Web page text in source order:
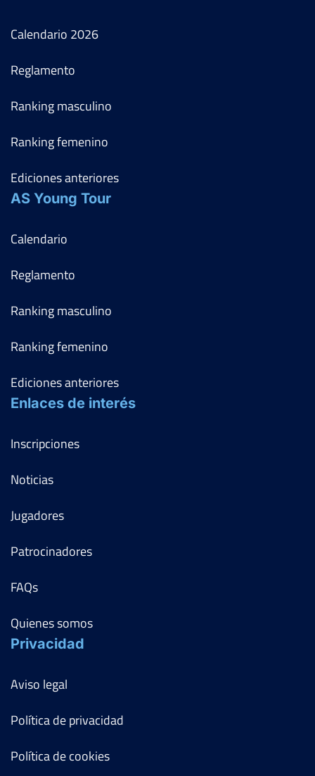
Calendario 2026
Reglamento
Ranking masculino
Ranking femenino
Ediciones anteriores
AS Young Tour
Calendario
Reglamento
Ranking masculino
Ranking femenino
Ediciones anteriores
Enlaces de interés
Inscripciones
Noticias
Jugadores
Patrocinadores
FAQs
Quienes somos
Privacidad
Aviso legal
Política de privacidad
Política de cookies